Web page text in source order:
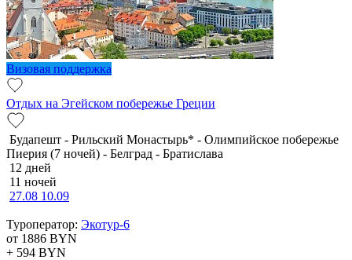
Визовая поддержка
Отдых на Эгейском побережье Греции
Будапешт - Рильский Монастырь* - Олимпийское побережье
Пиерия (7 ночей) - Белград - Братислава
12 дней
11 ночей
27.08 10.09
Туроператор: Экотур-6
от 1886 BYN
+ 594 BYN